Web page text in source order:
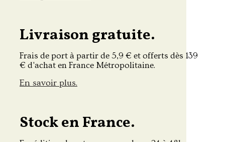
Livraison gratuite.
Frais de port à partir de 5,9 € et offerts dès 139
€ d'achat en France Métropolitaine.
En savoir plus.
Stock en France.